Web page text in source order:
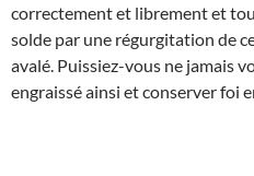
correctement et librement et
solde par une régurgitation de
avalé. Puissiez-vous ne jamais
engraissé ainsi et conserver foi